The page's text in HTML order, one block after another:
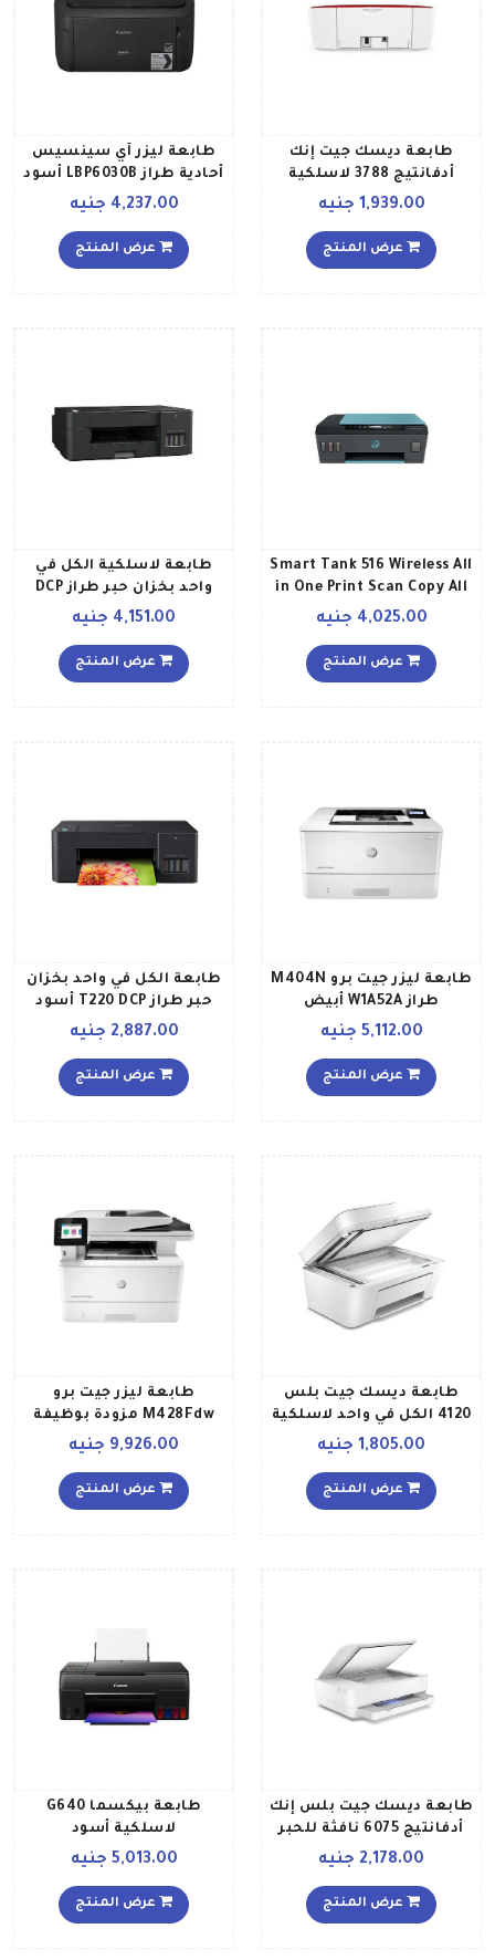
طابعة ديسك جيت إنك
أدفانتيج 3788 لاسلكية
وطباعة ونسخ ومسح ضوئي
T8W49C أحمرأبيض
1,939.00 جنيه
عرض المنتج
طابعة ليزر آي سينسيس
أحادية طراز LBP6030B أسود
4,237.00 جنيه
عرض المنتج
Smart Tank 516 Wireless All
in One Print Scan Copy All
In One Printer Print up to
pages Black Cyan 3YW70A
4,025.00 جنيه
عرض المنتج
طابعة لاسلكية الكل في
واحد بخزان حبر طراز DCP
T420W أسود
4,151.00 جنيه
عرض المنتج
طابعة ليزر جيت برو M404N
طراز W1A52A أبيض
5,112.00 جنيه
عرض المنتج
طابعة الكل في واحد بخزان
حبر طراز T220 DCP أسود
2,887.00 جنيه
عرض المنتج
طابعة ديسك جيت بلس
4120 الكل في واحد لاسلكية
للطباعة والنسخ والمسح
طريق جهاز الموبايل لون
أبيض 3XV14B أبيض
1,805.00 جنيه
عرض المنتج
طابعة ليزر جيت برو
M428Fdw مزودة بوظيفة
الطباعة النسخ المسح
إرسال البريد الإلكتروني،
9,926.00 جنيه
عرض المنتج
طابعة ديسك جيت بلس إنك
أدفانتيج 6075 نافثة للحبر
لاسلكية الكل في واحد
الضوئي طراز 5SE22C أبيض
2,178.00 جنيه
عرض المنتج
طابعة بيكسما G640
لاسلكية أسود
5,013.00 جنيه
عرض المنتج